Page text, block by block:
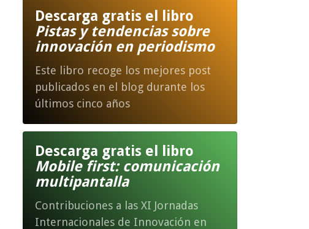
Descarga gratis el libro
Pistas y tendencias sobre
innovación en periodismo
Este libro recoge los mejores post
publicados en el blog durante los
últimos cinco años
Descarga gratis el libro
Mobile first: comunicación
multipantalla
Contribuciones a las XI Jornadas
Internacionales de Innovación en